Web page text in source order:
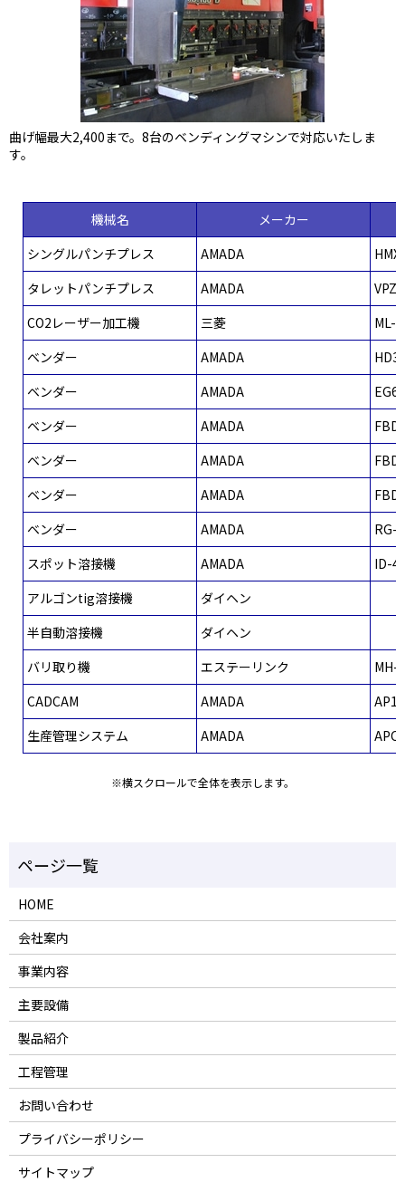
曲げ幅最大2,400まで。8台のベンディングマシンで対応いたしま
す。
機械名
メーカー
シングルパンチプレス
AMADA
タレットパンチプレス
AMADA
CO2レーザー加工機
三菱
ML-
ベンダー
AMADA
ベンダー
AMADA
ベンダー
AMADA
ベンダー
AMADA
ベンダー
AMADA
ベンダー
AMADA
RG-
スポット溶接機
AMADA
ID-
アルゴンtig溶接機
ダイヘン
半自動溶接機
ダイヘン
バリ取り機
エステーリンク
MH-
CADCAM
AMADA
生産管理システム
AMADA
※横スクロールで全体を表示します。
HOME
会社案内
事業内容
主要設備
製品紹介
工程管理
お問い合わせ
プライバシーポリシー
サイトマップ